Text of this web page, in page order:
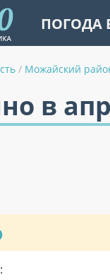
ПОГОДА
/ Можайский
в